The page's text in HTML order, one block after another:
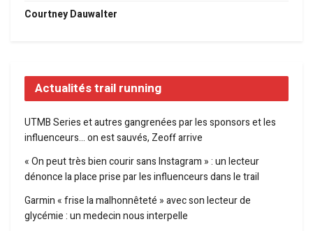
Courtney Dauwalter
Actualités trail running
UTMB Series et autres gangrenées par les sponsors et les
influenceurs… on est sauvés, Zeoff arrive
« On peut très bien courir sans Instagram » : un lecteur
dénonce la place prise par les influenceurs dans le trail
Garmin « frise la malhonnêteté » avec son lecteur de
glycémie : un medecin nous interpelle